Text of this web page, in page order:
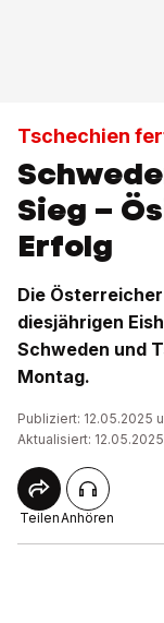
Tschechien
Sieg –
Erfolg
Die
diesjährigen
Schweden und
Montag.
Publiziert: 12.05.2025
Aktualisiert: 12.05.2025
TeilenAnhören